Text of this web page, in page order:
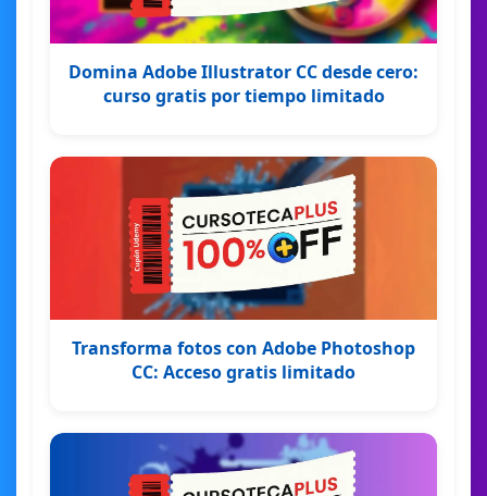
Domina Adobe Illustrator CC desde cero:
curso gratis por tiempo limitado
Transforma fotos con Adobe Photoshop
CC: Acceso gratis limitado